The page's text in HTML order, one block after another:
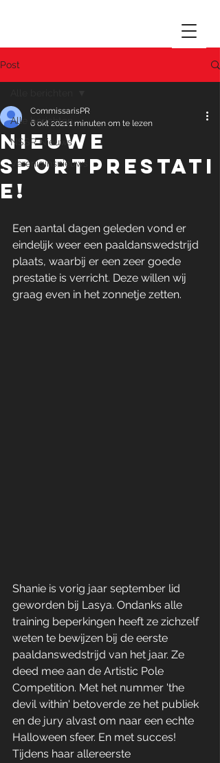
Post
Alle berichten
NSSR Nieuws
Vereniginsnieuws
Nieuwe
sportprestati
e!
CommissarisPR
6 okt 20211 minuten om te lezen
Een aantal dagen geleden vond er
eindelijk weer een paaldanswedstrijd
plaats, waarbij er een zeer goede
prestatie is verricht. Deze willen wij
graag even in het zonnetje zetten.
Shanie is vorig jaar september lid
geworden bij Lasya. Ondanks alle
training beperkingen heeft ze zichzelf
weten te bewijzen bij de eerste
paaldanswedstrijd van het jaar. Ze
deed mee aan de Artistic Pole
Competition. Met het nummer 'the
devil within' betoverde ze het publiek
en de jury alvast om naar een echte
Halloween sfeer. En met succes!
Tijdens haar allereerste